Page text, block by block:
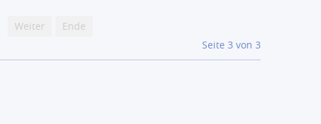
Weiter
Ende
Seite 3 von 3